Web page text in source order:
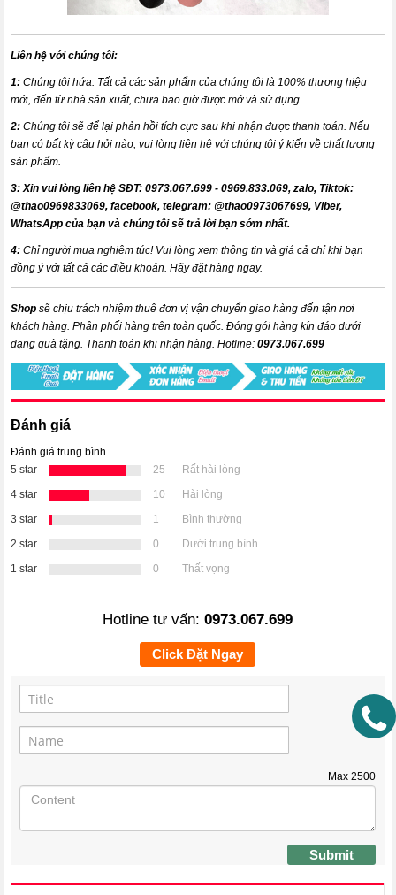
Liên hệ với chúng tôi:
1: Chúng tôi hứa: Tất cả các sản phẩm của chúng tôi là 100% thương hiệu
mới, đến từ nhà sản xuất, chưa bao giờ được mở và sử dụng.
2: Chúng tôi sẽ để lại phản hồi tích cực sau khi nhận được thanh toán. Nếu
bạn có bất kỳ câu hỏi nào, vui lòng liên hệ với chúng tôi ý kiến về chất lượng
sản phẩm.
3:Xin vui lòng liên hệ SĐT: 0973.067.699 - 0969.833.069, zalo, Tiktok:
@thao0969833069,facebook, telegram: @thao0973067699, Viber,
WhatsApp của bạn và chúng tôi sẽ trả lời bạn sớm nhất.
4: Chỉ người mua nghiêm túc! Vui lòng xem thông tin và giá cả chỉ khi bạn
đồng ý với tất cả các điều khoản. Hãy đặt hàng ngay.
Shop sẽ chịu trách nhiệm thuê đơn vị vận chuyển giao hàng đến tận nơi
khách hàng. Phân phối hàng trên toàn quốc. Đóng gói hàng kín đáo dưới
dạng quà tặng. Thanh toán khi nhận hàng.Hotline: 0973.067.699
Đánh giá
Đánh giá trung bình
5 star
25
Rất hài lòng
4 star
10
Hài lòng
3 star
1
Bình thường
2 star
0
Dưới trung bình
1 star
0 Thất vọng
Hotline tư vấn: 0973.067.699
Click Đặt Ngay
Max 2500
Submit